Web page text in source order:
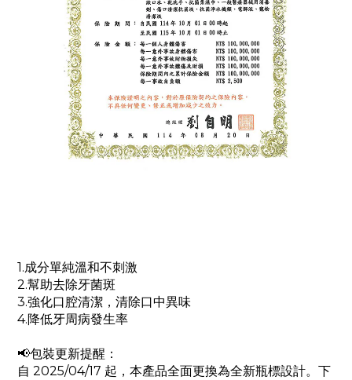
1.成分單純溫和不刺激
2.幫助去除牙菌斑
3.強化口腔清潔，清除口中異味
4.降低牙周病發生率
📢包裝更新提醒：
自 2025/04/17 起，本產品全面更換為全新瓶標設計。下